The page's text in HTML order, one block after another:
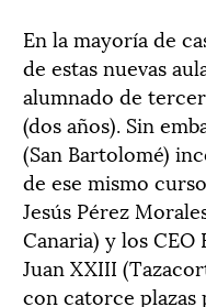
En la mayoría de
de estas nuevas
alumnado de
(dos años). Sin
(San Bartolomé)
de ese mismo
Jesús Pérez
Canaria) y los
Juan XXIII
con catorce